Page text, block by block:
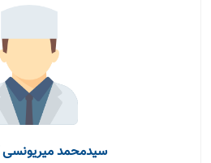
سیدمحمد